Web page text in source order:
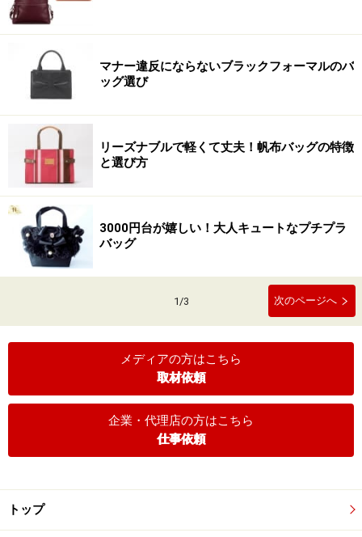
マナー違反にならないブラックフォーマルのバ
ッグ選び
リーズナブルで軽くて丈夫！帆布バッグの特徴
と選び方
3000円台が嬉しい！大人キュートなプチプラ
バッグ
1/3 次のページへ
メディアの方はこちら
取材依頼
企業・代理店の方はこちら
仕事依頼
トップ